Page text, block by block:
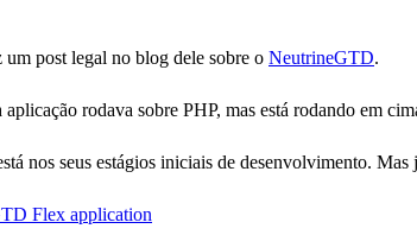
post legal no blog dele sobre o NeutrineGTD.
rodava sobre PHP, mas está rodando em
nos seus estágios iniciais de desenvolvimento.
Flex application